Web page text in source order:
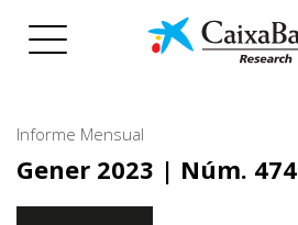
Informe Mensual
Gener 2023 | Núm. 474